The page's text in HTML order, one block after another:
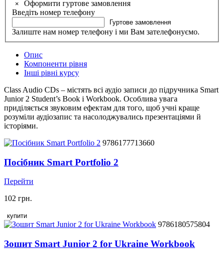
×
Оформити гуртове замовлення
Введіть номер телефону
Гуртове замовлення
Залиште нам номер телефону і ми Вам зателефонуємо.
Опис
Компоненти рівня
Інші рівні курсу
Class Audio CDs – містять всі аудіо записи до підручника Smart
Junior 2 Student’s Book і Workbook. Особлива увага
приділяється звуковим ефектам для того, щоб учні краще
розуміли аудіозапис та насолоджувались презентаціями й
історіями.
9786177713660
Посібник Smart Portfolio 2
Перейти
102 грн.
купити
9786180575804
Зошит Smart Junior 2 for Ukraine Workbook